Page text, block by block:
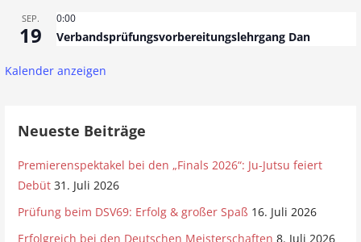
SEP.
19
0:00
Verbandsprüfungsvorbereitungslehrgang Dan
Kalender anzeigen
Neueste Beiträge
Premierenspektakel bei den „Finals 2026“: Ju-Jutsu feiert
Debüt 31. Juli 2026
Prüfung beim DSV69: Erfolg & großer Spaß 16. Juli 2026
Erfolgreich bei den Deutschen Meisterschaften 8. Juli 2026